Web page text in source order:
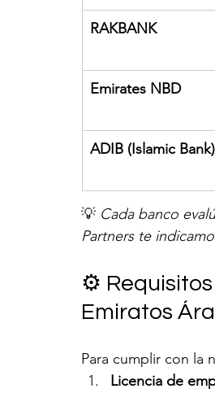
RAKBANK
Emirates NBD
ADIB (Islamic Bank)
💡 Cada banco
Partners te
⚙️
Emiratos
Para cumplir con la
Licencia de